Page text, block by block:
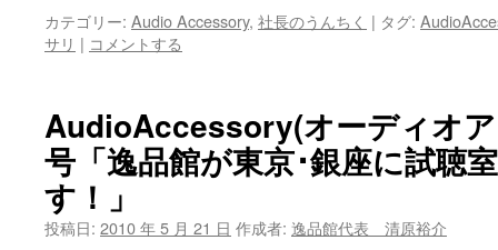
カテゴリー: Audio Accessory, 社長のうんちく | タグ:
サリ | コメントする
AudioAccessory(オーディオ
号「逸品館が東京･銀座に試聴
す！」
投稿日: 2010 年 5 月 21 日 作成者: 逸品館代表 清原裕介